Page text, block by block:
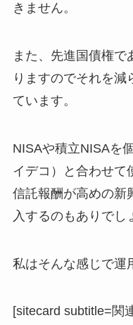
きません。
また、先進国債権で
りますのでそれを減
ています。
NISAや積立NISAを
イデコ）と合わせて
信託報酬が高めの新
入するのもありでし
私はそんな感じで運
[sitecard subtitle=関